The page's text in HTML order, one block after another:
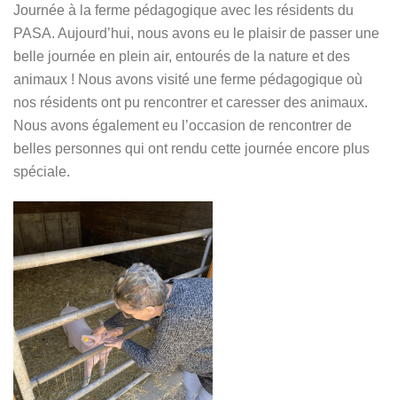
Journée à la ferme pédagogique avec les résidents du
PASA. Aujourd’hui, nous avons eu le plaisir de passer une
belle journée en plein air, entourés de la nature et des
animaux ! Nous avons visité une ferme pédagogique où
nos résidents ont pu rencontrer et caresser des animaux.
Nous avons également eu l’occasion de rencontrer de
belles personnes qui ont rendu cette journée encore plus
spéciale.